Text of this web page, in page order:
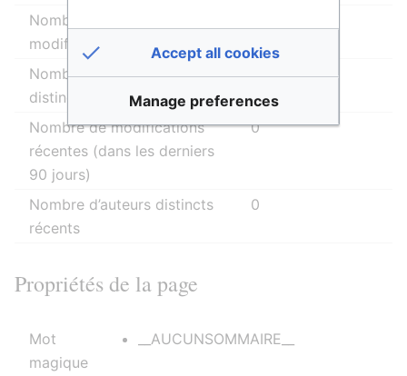
Nombre total de
modifications
Nombre total d’auteurs
distincts
4
Nombre de modifications
récentes (dans les derniers
90 jours)
0
Nombre d’auteurs distincts
récents
0
Propriétés de la page
Mot
magique
__AUCUNSOMMAIRE__
Accept all cookies
Manage preferences